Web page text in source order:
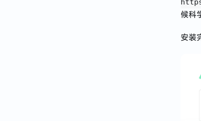
候科
安装